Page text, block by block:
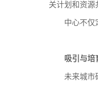
关计划和资源
中心不仅
吸引与培
未来城市